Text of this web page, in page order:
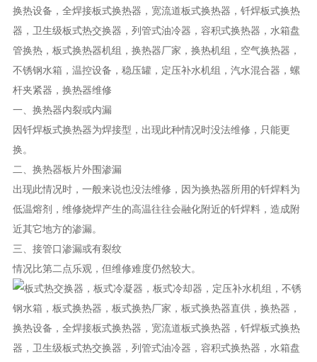
一、换热器内裂或内漏
因钎焊板式换热器为焊接型，出现此种情况时没法维修，只能更
换。
二、换热器板片外围渗漏
出现此情况时，一般来说也没法维修，因为换热器所用的钎焊料为
低温熔剂，维修烧焊产生的高温往往会融化附近的钎焊料，造成附
近其它地方的渗漏。
三、接管口渗漏或有裂纹
情况比第二点乐观，但维修难度仍然较大。